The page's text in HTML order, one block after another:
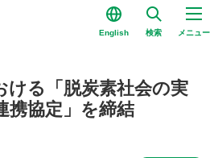
English 検索 メニュー
ける「脱炭素社会の実
携協定」を締結